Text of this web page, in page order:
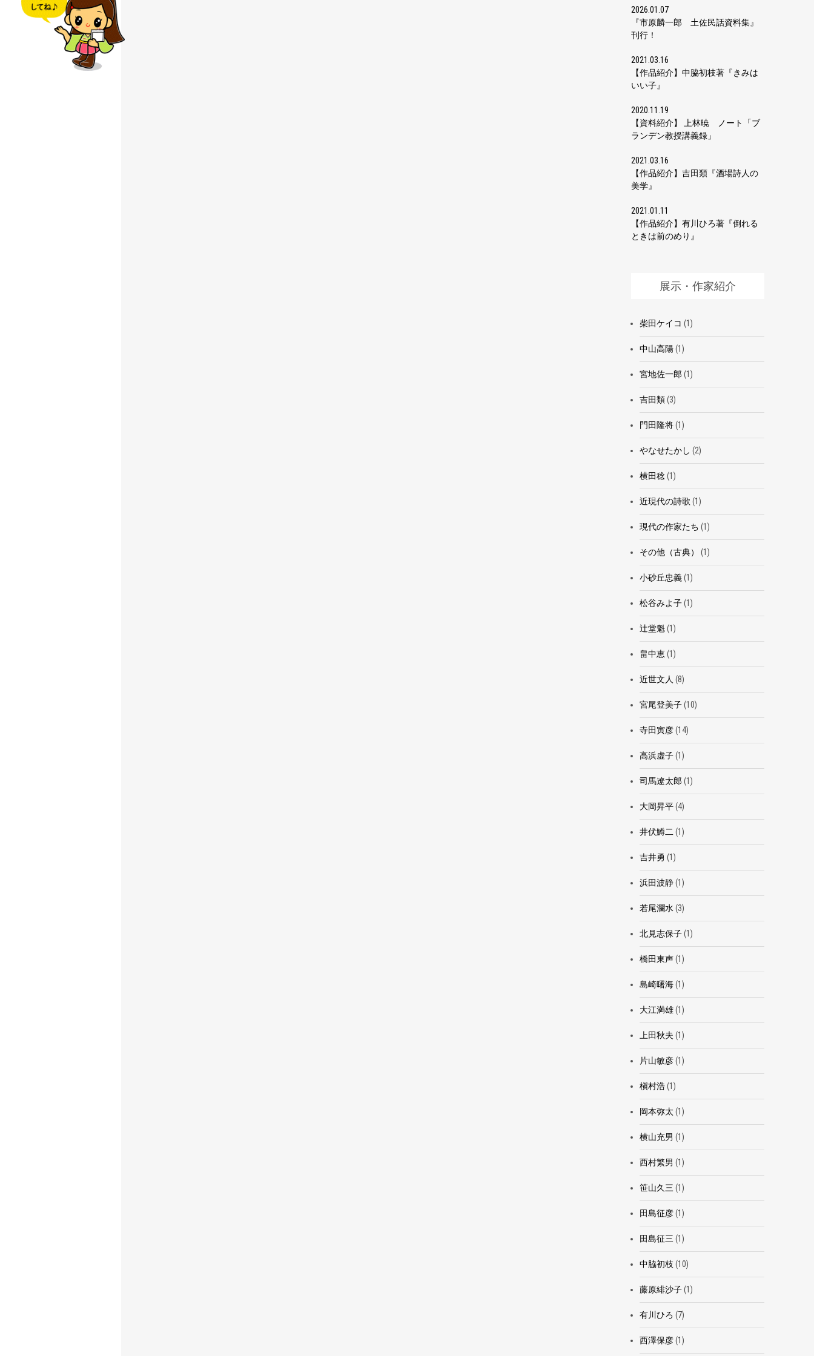
2026.01.07
『市原麟一郎 土佐民話資料集』
刊行！
2021.03.16
【作品紹介】中脇初枝著『きみは
いい子』
2020.11.19
【資料紹介】 上林暁 ノート「ブ
ランデン教授講義録」
2021.03.16
【作品紹介】吉田類『酒場詩人の
美学』
2021.01.11
【作品紹介】有川ひろ著『倒れる
ときは前のめり』
展示・作家紹介
柴田ケイコ (1)
中山高陽(1)
宮地佐一郎 (1)
吉田類(3)
門田隆将(1)
やなせたかし (2)
横田稔(1)
近現代の詩歌 (1)
現代の作家たち (1)
その他（古典） (1)
小砂丘忠義(1)
松谷みよ子(1)
辻堂魁(1)
畠中恵(1)
近世文人 (8)
宮尾登美子(10)
寺田寅彦(14)
高浜虚子(1)
司馬遼太郎 (1)
大岡昇平(4)
井伏鱒二 (1)
吉井勇 (1)
浜田波静(1)
若尾瀾水 (3)
北見志保子(1)
橋田東声(1)
島崎曙海(1)
大江満雄(1)
上田秋夫 (1)
片山敏彦(1)
槇村浩(1)
岡本弥太 (1)
横山充男 (1)
西村繁男 (1)
笹山久三 (1)
田島征彦(1)
田島征三 (1)
中脇初枝 (10)
藤原緋沙子(1)
有川ひろ (7)
西澤保彦(1)